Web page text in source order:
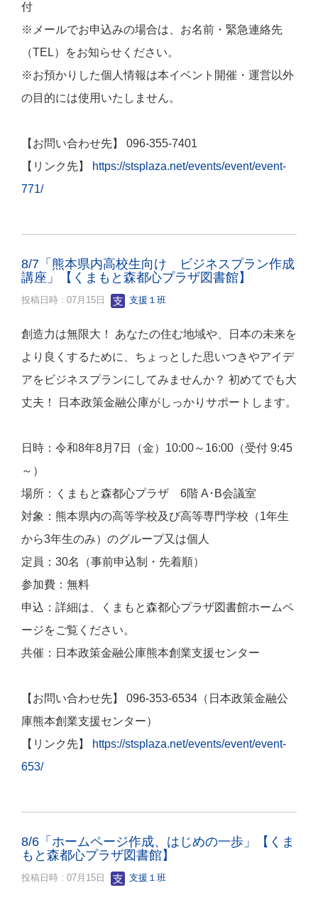
付
※メールでお申込みの場合は、お名前・緊急連絡先
（TEL）をお知らせください。
※お預かりした個人情報は本イベント開催・運営以外
の目的には使用いたしません。
【お問い合わせ先】 096-355-7401
【リンク先】
https://stsplaza.net/events/event/event-
771/
8/7「熊本県内高校生向け ビジネスプラン作成
講座」【くまもと森都心プラザ図書館】
投稿日時 : 07月15日 支援１班
創造力は無限大！ あなたの住む地域や、日本の未来を
より良くするために、ちょっとした思いつきやアイデ
アをビジネスプランにしてみませんか？ 初めてでも大
丈夫！ 日本政策金融公庫がしっかりサポートします。
日時：令和8年8月7日（金）10:00～16:00（受付 9:45
～）
場所：くまもと森都心プラザ 6階 A･B会議室
対象：熊本県内の高等学校及び高等専門学校（1年生
から3年生のみ）のグループ又は個人
定員：30名（事前申込制・先着順）
参加費：無料
申込：詳細は、くまもと森都心プラザ図書館ホームペ
ージをご覧ください。
共催：日本政策金融公庫熊本創業支援センター
【お問い合わせ先】 096-353-6534（日本政策金融公
庫熊本創業支援センター）
【リンク先】
https://stsplaza.net/events/event/event-
653/
8/6「ホームページ作成、はじめの一歩」【くま
もと森都心プラザ図書館】
投稿日時 : 07月15日 支援１班